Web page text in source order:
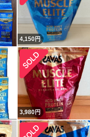
4,150円
3,980円